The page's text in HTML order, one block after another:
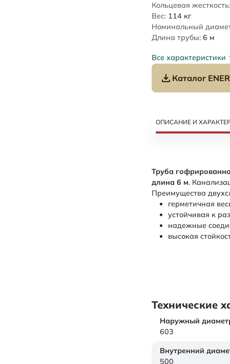
Кольцевая жесткость:
Вес: 114 кг
Номинальный
Длина трубы: 6 м
Все характеристики
Каталог
ОПИСАНИЕ И
Труба
длина 6 м.
Преимущества
герметичная
устойчивая к
надежные
высокая
Технические
Наружный
603
Внутренний
500